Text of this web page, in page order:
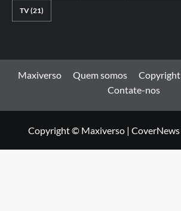
TV(21)
Maxiverso Quem somos Copyright
Contate-nos
Copyright © Maxiverso | CoverNews